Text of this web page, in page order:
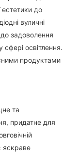
естетики до
вуличні
до задоволення
сфері освітлення.
продуктами
та
придатне для
яскраве